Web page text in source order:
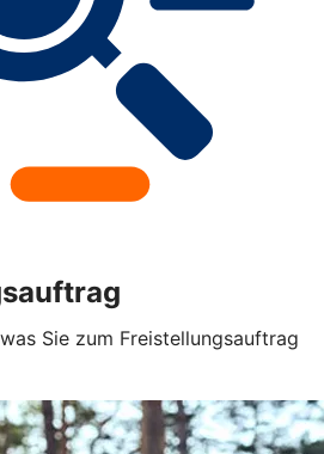
Sie zum Freistellungsauftrag